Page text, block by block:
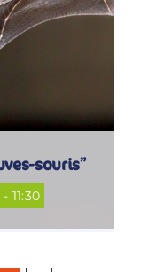
souris”
11:30